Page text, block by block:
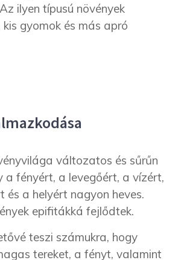
ilyen típusú növények
gyomok és más apró
változatos és sűrűn
a fényért, a levegőért, a vízért,
a helyért nagyon heves.
epifitákká fejlődtek.
teszi számukra, hogy
tereket, a fényt, valamint